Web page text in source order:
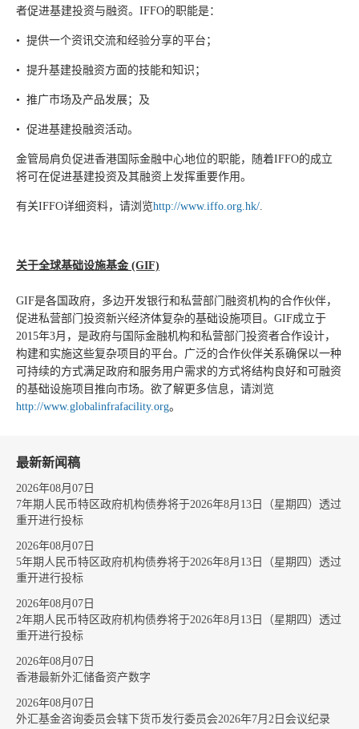
者促进基建投资与融资。IFFO的职能是：
• 提供一个资讯交流和经验分享的平台；
• 提升基建投融资方面的技能和知识；
• 推广市场及产品发展；及
• 促进基建投融资活动。
金管局肩负促进香港国际金融中心地位的职能，随着IFFO的成立
将可在促进基建投资及其融资上发挥重要作用。
有关IFFO详细资料，请浏览http://www.iffo.org.hk/.
关于全球基础设施基金 (GIF)
GIF是各国政府，多边开发银行和私营部门融资机构的合作伙伴，
促进私营部门投资新兴经济体复杂的基础设施项目。GIF成立于
2015年3月，是政府与国际金融机构和私营部门投资者合作设计，
构建和实施这些复杂项目的平台。广泛的合作伙伴关系确保以一种
可持续的方式满足政府和服务用户需求的方式将结构良好和可融资
的基础设施项目推向市场。欲了解更多信息，请浏览
http://www.globalinfrafacility.org。
最新新闻稿
2026年08月07日
7年期人民币特区政府机构债券将于2026年8月13日（星期四）透过
重开进行投标
2026年08月07日
5年期人民币特区政府机构债券将于2026年8月13日（星期四）透过
重开进行投标
2026年08月07日
2年期人民币特区政府机构债券将于2026年8月13日（星期四）透过
重开进行投标
2026年08月07日
香港最新外汇储备资产数字
2026年08月07日
外汇基金咨询委员会辖下货币发行委员会2026年7月2日会议纪录